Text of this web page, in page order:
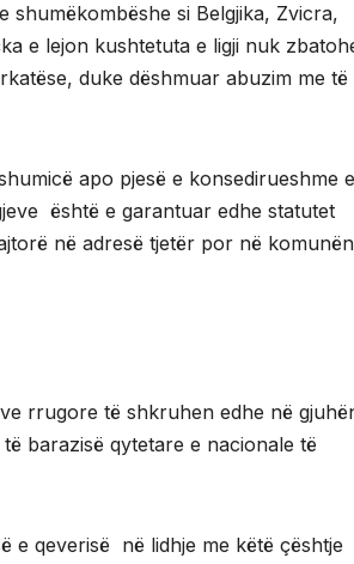
si Belgjika, Zvicra,
e lejon kushtetuta e ligji nuk
duke dëshmuar abuzim me të
apo pjesë e konsedirueshme e
është e garantuar edhe statutet
në adresë tjetër por në komunën
rrugore të shkruhen edhe në
barazisë qytetare e nacionale të
e qeverisë në lidhje me këtë çështje